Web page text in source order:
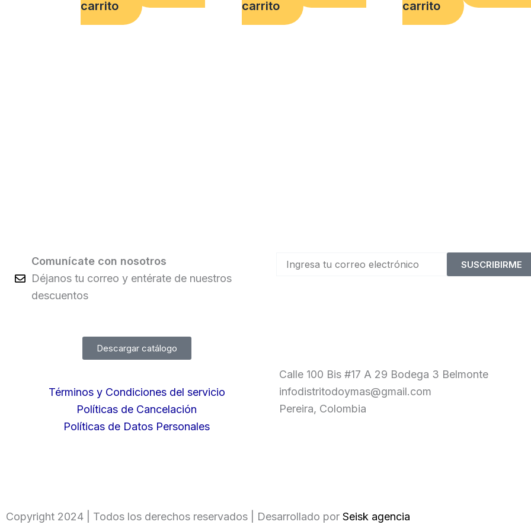
carrito
carrito
carrito
Comunícate con nosotros
Déjanos tu correo y entérate de nuestros
descuentos
SUSCRIBIRME
Descargar catálogo
Términos y Condiciones del servicio
Políticas de Cancelación
Políticas de Datos Personales
Calle 100 Bis #17 A 29 Bodega 3 Belmonte
infodistritodoymas@gmail.com
Pereira, Colombia
Copyright 2024 | Todos los derechos reservados | Desarrollado por Seisk agencia